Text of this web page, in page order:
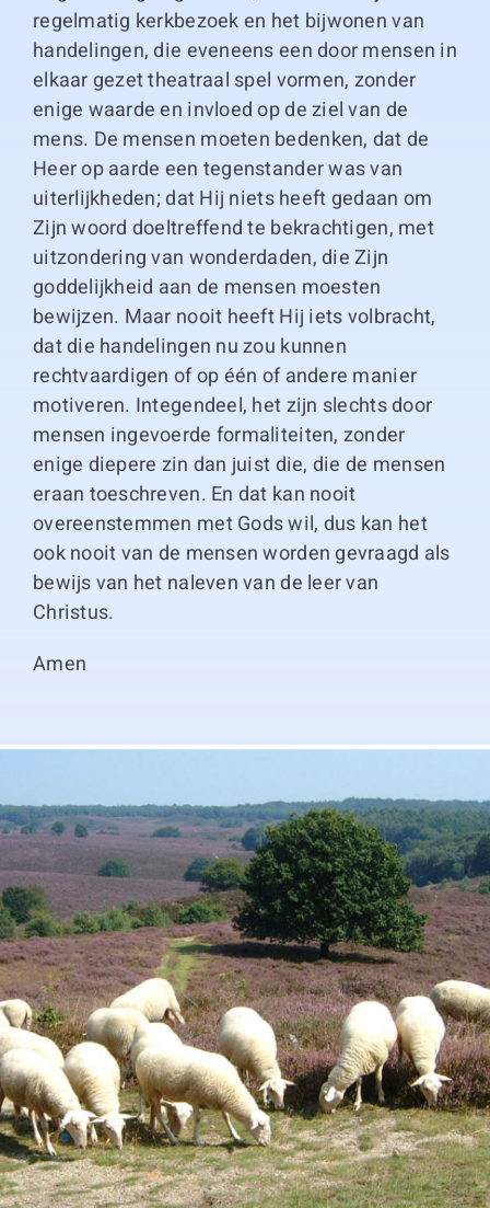
regelmatig kerkbezoek en het bijwonen van
handelingen, die eveneens een door mensen in
elkaar gezet theatraal spel vormen, zonder
enige waarde en invloed op de ziel van de
mens. De mensen moeten bedenken, dat de
Heer op aarde een tegenstander was van
uiterlijkheden; dat Hij niets heeft gedaan om
Zijn woord doeltreffend te bekrachtigen, met
uitzondering van wonderdaden, die Zijn
goddelijkheid aan de mensen moesten
bewijzen. Maar nooit heeft Hij iets volbracht,
dat die handelingen nu zou kunnen
rechtvaardigen of op één of andere manier
motiveren. Integendeel, het zijn slechts door
mensen ingevoerde formaliteiten, zonder
enige diepere zin dan juist die, die de mensen
eraan toeschreven. En dat kan nooit
overeenstemmen met Gods wil, dus kan het
ook nooit van de mensen worden gevraagd als
bewijs van het naleven van de leer van
Christus.
Amen